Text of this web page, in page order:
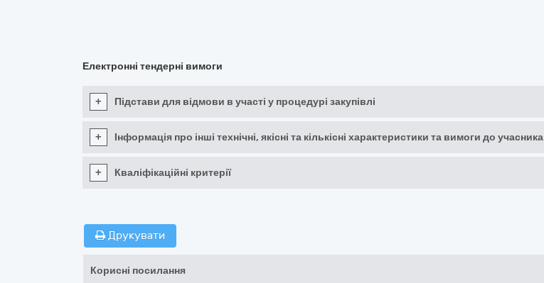
Електронні тендерні вимоги
+ Підстави для відмови в участі у процедурі закупівлі
+ Інформація про інші технічні, якісні та кількісні характеристики та вимоги до учасника
+ Кваліфікаційні критерії
Друкувати
Корисні посилання